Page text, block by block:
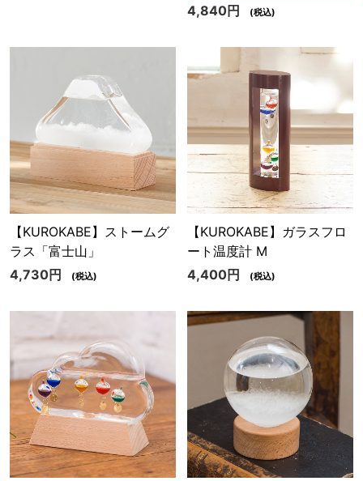
4,840円
(税込)
【KUROKABE】ストームグ
ラス「富士山」
4,730円
(税込)
【KUROKABE】ガラスフロ
ート温度計 M
4,400円
(税込)